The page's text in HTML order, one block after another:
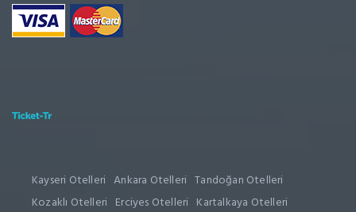
Kayseri Otelleri Ankara Otelleri Tandoğan Otelleri
Kozaklı Otelleri Erciyes Otelleri Kartalkaya Otelleri